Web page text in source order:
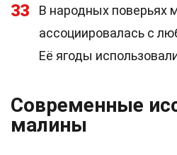
33
В народных поверьях
ассоциировалась с
Её ягоды
Современные
малины